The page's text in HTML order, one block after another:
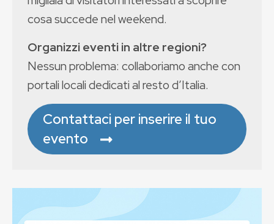
cosa succede nel weekend.
Organizzi eventi in altre regioni?
Nessun problema: collaboriamo anche con
portali locali dedicati al resto d’Italia.
Contattaci per inserire il tuo
evento